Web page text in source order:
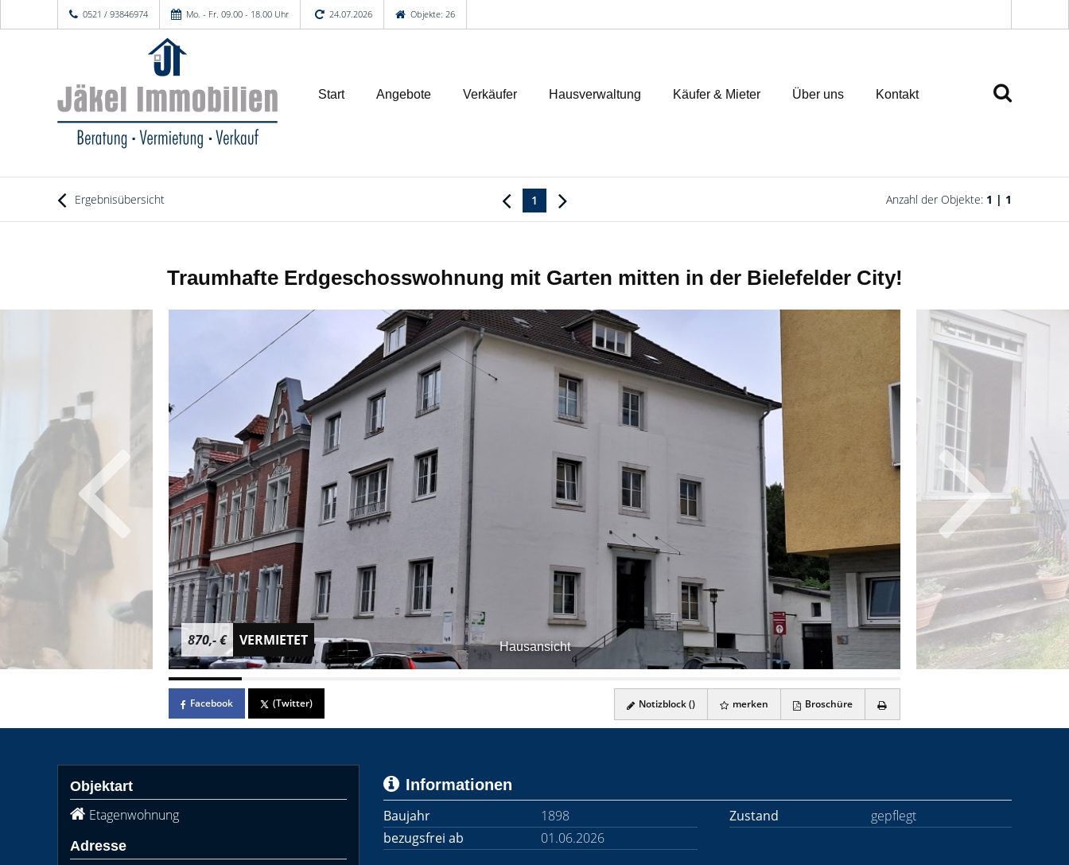
0521 / 93846974 Mo. - Fr. 09.00 - 18.00 Uhr 24.07.2026 Objekte: 26
Start Angebote Verkäufer Hausverwaltung Käufer & Mieter Über uns Kontakt
Ergebnisübersicht 1 Anzahl der Objekte: 1 | 1
Traumhafte Erdgeschosswohnung mit Garten mitten in der Bielefelder City!
Hausansicht
870,- € VERMIETET
Facebook (Twitter) Notizblock () merken Broschüre
Objektart
Etagenwohnung
Adresse
Informationen
Baujahr
1898 Zustand
gepflegt
bezugsfrei ab
01.06.2026